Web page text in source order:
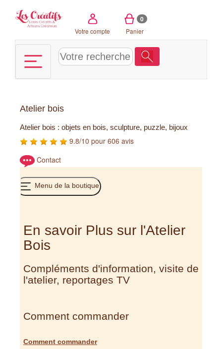
Votre compte
0
Panier
Atelier bois
Atelier bois : objets en bois, sculpture, puzzle, bijoux
9.8/10 pour 606 avis
Contact
Menu de la boutique
En savoir Plus sur l'Atelier
Bois
Compléments d'information, visite de
l'atelier, reportages TV
Comment commander
Comment commander